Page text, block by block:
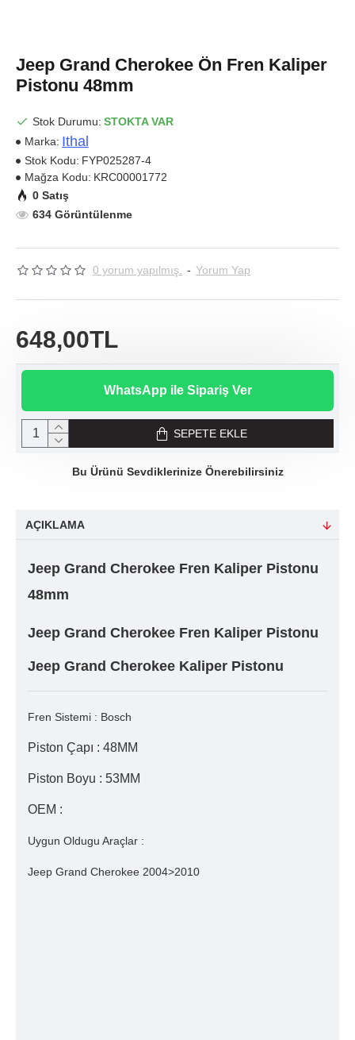
Jeep Grand Cherokee Ön Fren Kaliper
Pistonu 48mm
Stok Durumu: STOKTA VAR
Marka: Ithal
Stok Kodu: FYP025287-4
Mağza Kodu: KRC00001772
0 Satış
634 Görüntülenme
0 yorum yapılmış. - Yorum Yap
648,00TL
WhatsApp ile Sipariş Ver
SEPETE EKLE
Bu Ürünü Sevdiklerinize Önerebilirsiniz
AÇIKLAMA
Jeep Grand Cherokee Fren Kaliper Pistonu
48mm
Jeep Grand Cherokee Fren Kaliper Pistonu
Jeep Grand Cherokee Kaliper Pistonu
Fren Sistemi : Bosch
Piston Çapı : 48MM
Piston Boyu : 53MM
OEM :
Uygun Oldugu Araçlar :
Jeep Grand Cherokee 2004>2010